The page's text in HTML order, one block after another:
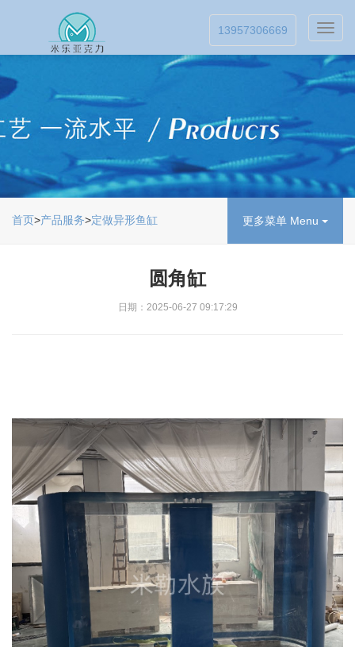
13957306669
更多菜单 Menu
首页>产品服务>定做异形鱼缸
圆角缸
日期：2025-06-27 09:17:29